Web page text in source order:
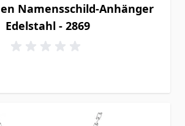
Namensschild-Anhänger
Edelstahl - 2869